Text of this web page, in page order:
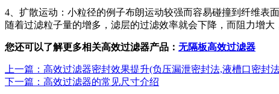
4、扩散运动：小粒径的例子布朗运动较强而容易碰撞到纤维表面
随着过滤粒子量的增多，滤层的过滤效率就会下降，而阻力增
您还可以了解更多相关高效过滤器产品： 无隔板高效过滤器
上一篇：高效过滤器密封效果提升(负压漏泄密封法,液槽口密封
下一篇：高效过滤器的常见尺寸介绍